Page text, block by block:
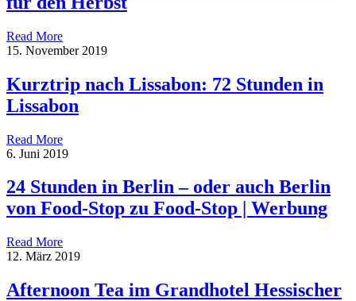
Read More
15. November 2019
Kurztrip nach Lissabon: 72 Stunden in
Lissabon
Read More
6. Juni 2019
24 Stunden in Berlin – oder auch Berlin
von Food-Stop zu Food-Stop | Werbung
Read More
12. März 2019
Afternoon Tea im Grandhotel Hessischer